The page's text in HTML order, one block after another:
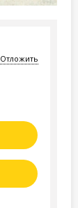
Отложить